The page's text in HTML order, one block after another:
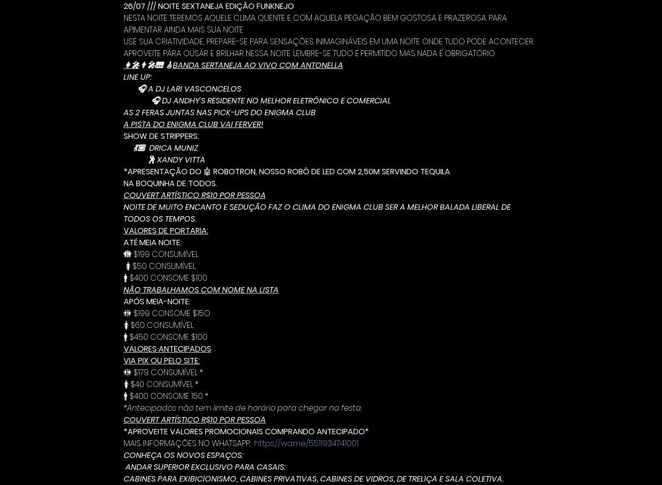
26/07 /// NOITE SEXTANEJA EDIÇÃO FUNKNEJO
NESTA NOITE TEREMOS AQUELE CLIMA QUENTE E COM AQUELA PEGAÇÃO BEM GOSTOSA E PRAZEROSA. PARA
APIMENTAR AINDA MAIS SUA NOITE
USE SUA CRIATIVIDADE, PREPARE-SE PARA SENSAÇÕES INIMAGINÁVEIS EM UMA NOITE ONDE TUDO PODE ACONTECER.
APROVEITE PARA OUSAR E BRILHAR NESSA NOITE. LEMBRE-SE TUDO É PERMITIDO MAS NADA É OBRIGATÓRIO.
👩‍🎤👨‍🎤🎹 🎸BANDA SERTANEJA AO VIVO COM ANTONELLA
LINE UP:
🎧 A DJ LARI VASCONCELOS
🎧 DJ ANDHY'S RESIDENTE NO MELHOR ELETRÔNICO E COMERCIAL
AS 2 FERAS JUNTAS NAS PICK-UPS DO ENIGMA CLUB
A PISTA DO ENIGMA CLUB VAI FERVER!
SHOW DE STRIPPERS:
💃🏼  DRICA MUNIZ
🕺 XANDY VITTA
*APRESENTAÇÃO DO 🤖 ROBOTRON, NOSSO ROBÔ DE LED COM 2,50M SERVINDO TEQUILA
NA BOQUINHA DE TODOS.
COUVERT ARTÍSTICO R$10 POR PESSOA
NOITE DE MUITO ENCANTO E SEDUÇÃO FAZ O CLIMA DO ENIGMA CLUB SER A MELHOR BALADA LIBERAL DE
TODOS OS TEMPOS.
VALORES DE PORTARIA:
ATÉ MEIA NOITE:
🚻 $199 CONSUMÍVEL
🚺 $50 CONSUMÍVEL.
🚹 $400 CONSOME $100
NÃO TRABALHAMOS COM NOME NA LISTA
APÓS MEIA-NOITE:
🚻 $199 CONSOME $15O
🚺 $60 CONSUMÍVEL
🚹 $450 CONSOME $100
VALORES ANTECIPADOS
VIA PIX OU PELO SITE:
🚻 $179 CONSUMÍVEL *
🚺 $40 CONSUMÍVEL *
🚹 $400 CONSOME 150 *
*Antecipados não tem limite de horário para chegar na festa.
COUVERT ARTÍSTICO R$10 POR PESSOA
*APROVEITE VALORES PROMOCIONAIS COMPRANDO ANTECIPADO*
MAIS INFORMAÇÕES NO WHATSAPP: https://wa.me/5511934741001
CONHEÇA OS NOVOS ESPAÇOS:
ANDAR SUPERIOR EXCLUSIVO PARA CASAIS:
CABINES PARA EXIBICIONISMO, CABINES PRIVATIVAS, CABINES DE VIDROS, DE TRELIÇA E SALA COLETIVA.